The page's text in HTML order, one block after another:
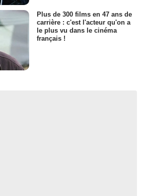
Plus de 300 films en 47 ans de
carrière : c'est l'acteur qu'on a
le plus vu dans le cinéma
français !